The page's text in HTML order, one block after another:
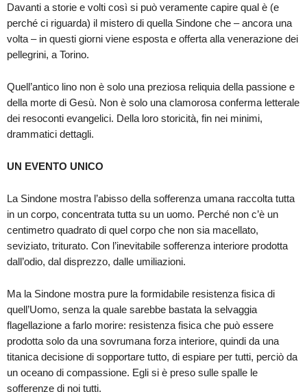
Davanti a storie e volti così si può veramente capire qual è (e
perché ci riguarda) il mistero di quella Sindone che – ancora una
volta – in questi giorni viene esposta e offerta alla venerazione dei
pellegrini, a Torino.
Quell’antico lino non è solo una preziosa reliquia della passione e
della morte di Gesù. Non è solo una clamorosa conferma letterale
dei resoconti evangelici. Della loro storicità, fin nei minimi,
drammatici dettagli.
UN EVENTO UNICO
La Sindone mostra l’abisso della sofferenza umana raccolta tutta
in un corpo, concentrata tutta su un uomo. Perché non c’è un
centimetro quadrato di quel corpo che non sia macellato,
seviziato, triturato. Con l’inevitabile sofferenza interiore prodotta
dall’odio, dal disprezzo, dalle umiliazioni.
Ma la Sindone mostra pure la formidabile resistenza fisica di
quell’Uomo, senza la quale sarebbe bastata la selvaggia
flagellazione a farlo morire: resistenza fisica che può essere
prodotta solo da una sovrumana forza interiore, quindi da una
titanica decisione di sopportare tutto, di espiare per tutti, perciò da
un oceano di compassione. Egli si è preso sulle spalle le
sofferenze di noi tutti.